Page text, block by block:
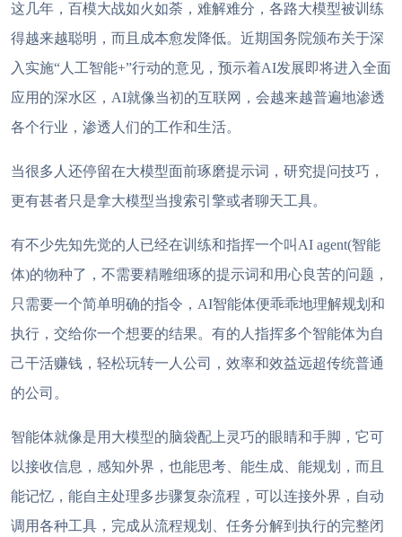
这几年，百模大战如火如荼，难解难分，各路大模型被训练
得越来越聪明，而且成本愈发降低。近期 国务院颁布关于深
入实施“人工智能+”行动的意见 ，预示着AI发展即将进入全面
应用的深水区，AI就像当初的互联网，会越来越普遍地渗透
各个行业，渗透人们的工作和生活。
当很多人还停留在大模型面前琢磨提示词，研究提问技巧，
更有甚者只是拿大模型当搜索引擎或者聊天工具。
有不少先知先觉的人已经在训练和指挥一个叫 AI agent(智能
体)的物种了，不需要精雕细琢的提示词和用心良苦的问题，
只需要一个简单明确的指令，AI智能体便乖乖地理解规划和
执行，交给你一个想要的结果。有的人指挥多个智能体为自
己干活赚钱，轻松玩转一人公司，效率和效益远超传统普通
的公司。
智能体就像是用大模型的脑袋配上灵巧的眼睛和手脚，它可
以接收信息，感知外界，也能思考、能生成、能规划，而且
能记忆，能自主处理多步骤复杂流程，可以连接外界，自动
调用各种工具，完成从流程规划、任务分解到执行的完整闭